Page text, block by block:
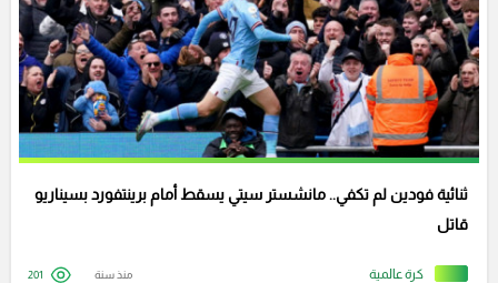
كرة عالمية
ثنائية فودين لم تكفي.. مانشستر سيتي يسقط أمام برينتفورد بسيناريو
قاتل
منذ سنة 201